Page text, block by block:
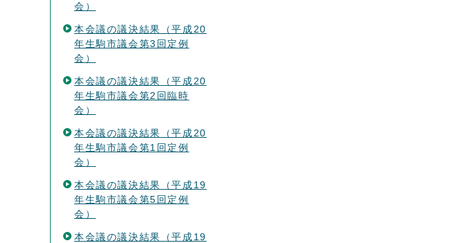
会）
本会議の議決結果（平成20
年生駒市議会第3回定例
会）
本会議の議決結果（平成20
年生駒市議会第2回臨時
会）
本会議の議決結果（平成20
年生駒市議会第1回定例
会）
本会議の議決結果（平成19
年生駒市議会第5回定例
会）
本会議の議決結果（平成19